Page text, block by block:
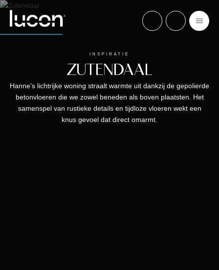
INSPIRATIE
ZUTENDAAL
Hanne’s lichtrijke woning straalt warmte uit dankzij de gepolierde
betonvloeren die we zowel beneden als boven plaatsten. Het
samenspel van rustieke details en tijdloze vloeren wekt een
knus gevoel dat direct omarmt.